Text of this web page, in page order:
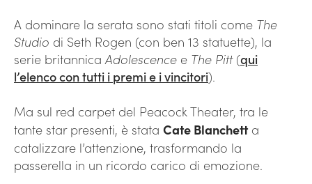
A dominare la serata sono stati titoli come The
Studio di Seth Rogen (con ben 13 statuette), la
serie britannicaAdolescence e The Pitt(qui
l’elenco con tutti i premi e i vincitori).
Ma sul red carpet del Peacock Theater, tra le
tante star presenti, è stata Cate Blanchetta
catalizzare l’attenzione, trasformando la
passerella in un ricordo carico di emozione.